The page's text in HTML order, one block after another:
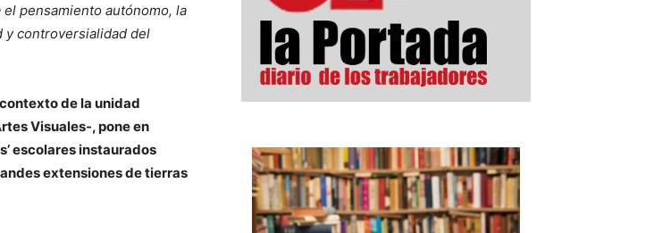
pensamiento autónomo, la
y controversialidad del
de la unidad
Visuales-, pone en
escolares instaurados
extensiones de tierras